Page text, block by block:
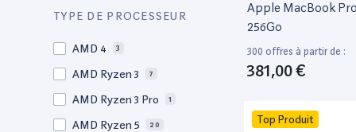
15.5" 1
15,4"
15.4" 70
15.3" 2
15" 206
Factorefurb
TYPE DE PROCESSEUR
AMD 4 3
AMD Ryzen 3 7
AMD Ryzen 3 Pro 1
AMD Ryzen 5 20
Apple MacBook Pro
256Go
300 offres à partir de :
381,00 €
Top Produit